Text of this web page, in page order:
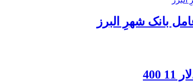
بانک شهرِ البرز